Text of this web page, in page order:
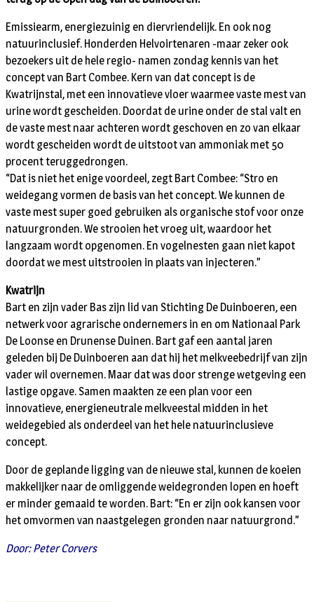
Emissiearm, energiezuinig en diervriendelijk. En ook nog
natuurinclusief. Honderden Helvoirtenaren -maar zeker ook
bezoekers uit de hele regio- namen zondag kennis van het
concept van Bart Combee. Kern van dat concept is de
Kwatrijnstal, met een innovatieve vloer waarmee vaste mest van
urine wordt gescheiden. Doordat de urine onder de stal valt en
de vaste mest naar achteren wordt geschoven en zo van elkaar
wordt gescheiden wordt de uitstoot van ammoniak met 50
procent teruggedrongen.
“Dat is niet het enige voordeel, zegt Bart Combee: “Stro en
weidegang vormen de basis van het concept. We kunnen de
vaste mest super goed gebruiken als organische stof voor onze
natuurgronden. We strooien het vroeg uit, waardoor het
langzaam wordt opgenomen. En vogelnesten gaan niet kapot
doordat we mest uitstrooien in plaats van injecteren.”
Kwatrijn
Bart en zijn vader Bas zijn lid van Stichting De Duinboeren, een
netwerk voor agrarische ondernemers in en om Nationaal Park
De Loonse en Drunense Duinen. Bart gaf een aantal jaren
geleden bij De Duinboeren aan dat hij het melkveebedrijf van zijn
vader wil overnemen. Maar dat was door strenge wetgeving een
lastige opgave. Samen maakten ze een plan voor een
innovatieve, energieneutrale melkveestal midden in het
weidegebied als onderdeel van het hele natuurinclusieve
concept.
Door de geplande ligging van de nieuwe stal, kunnen de koeien
makkelijker naar de omliggende weidegronden lopen en hoeft
er minder gemaaid te worden. Bart: “En er zijn ook kansen voor
het omvormen van naastgelegen gronden naar natuurgrond.”
Door: Peter Corvers